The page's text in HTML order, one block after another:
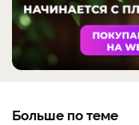
Больше по теме